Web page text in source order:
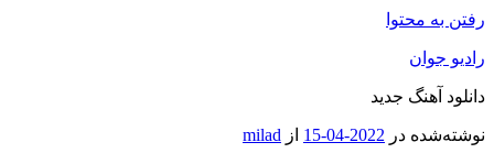
به محتوا
جوان
آهنگ جدید
در 2022-04-15 ازmilad